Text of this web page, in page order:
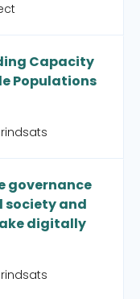
Capacity
Populations
governance
society and
digitally